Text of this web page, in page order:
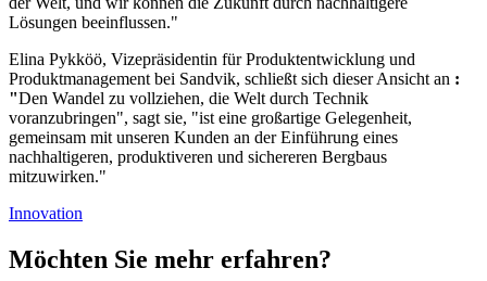
Lösungen beeinflussen."
Elina Pykköö, Vizepräsidentin für Produktentwicklung und
Produktmanagement bei Sandvik, schließt sich dieser Ansicht an :
"Den Wandel zu vollziehen, die Welt durch Technik
voranzubringen", sagt sie, "ist eine großartige Gelegenheit,
gemeinsam mit unseren Kunden an der Einführung eines
nachhaltigeren, produktiveren und sichereren Bergbaus
mitzuwirken."
Innovation
Möchten Sie mehr erfahren?